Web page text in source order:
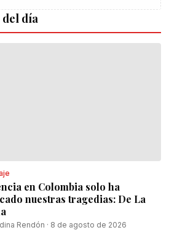
del día
en Colombia solo ha
nuestras tragedias: De La
Rendón · 8 de agosto de 2026